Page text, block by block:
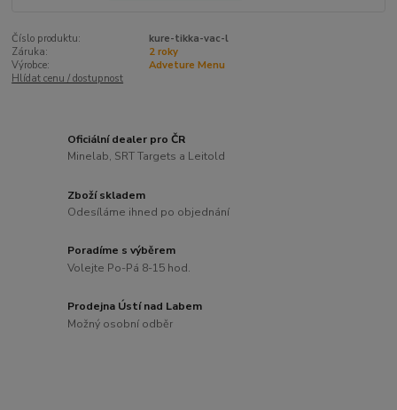
Číslo produktu:
kure-tikka-vac-l
Záruka:
2 roky
Výrobce:
Adveture Menu
Hlídat cenu / dostupnost
Oficiální dealer pro ČR
Minelab, SRT Targets a Leitold
Zboží skladem
Odesíláme ihned po objednání
Poradíme s výběrem
Volejte Po-Pá 8-15 hod.
Prodejna Ústí nad Labem
Možný osobní odběr